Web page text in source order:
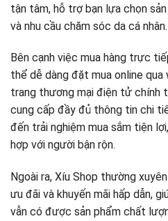
tận tâm, hỗ trợ bạn lựa chọn
và nhu cầu chăm sóc da cá nhân.
Bên cạnh việc mua hàng trực
thể dễ dàng đặt mua online
trang thương mại điện tử chính
cung cấp đầy đủ thông tin chi
đến trải nghiệm mua sắm tiện
hợp với người bận rộn.
Ngoài ra, Xíu Shop thường
ưu đãi và khuyến mãi hấp dẫn,
vẫn có được sản phẩm chất